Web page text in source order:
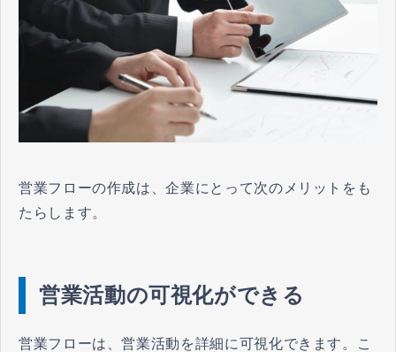
営業フローの作成は、企業にとって次のメリットをも
たらします。
営業活動の可視化ができる
営業フローは、営業活動を詳細に可視化できます。こ